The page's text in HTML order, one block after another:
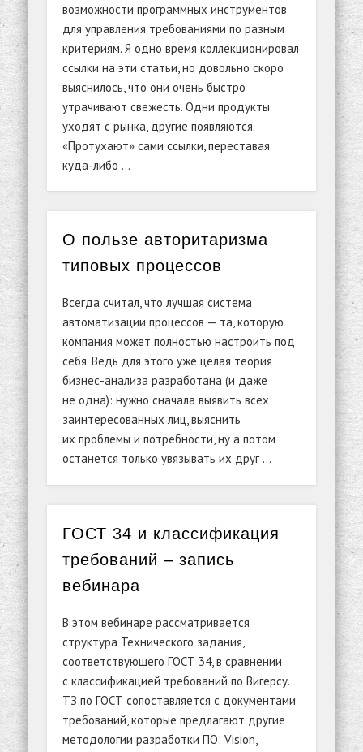
возможности программных инструментов
для управления требованиями по разным
критериям. Я одно время коллекционировал
ссылки на эти статьи, но довольно скоро
выяснилось, что они очень быстро
утрачивают свежесть. Одни продукты
уходят с рынка, другие появляются.
«Протухают» сами ссылки, переставая
куда-либо …
О пользе авторитаризма
типовых процессов
Всегда считал, что лучшая система
автоматизации процессов — та, которую
компания может полностью настроить под
себя. Ведь для этого уже целая теория
бизнес-анализа разработана (и даже
не одна): нужно сначала выявить всех
заинтересованных лиц, выяснить
их проблемы и потребности, ну а потом
останется только увязывать их друг …
ГОСТ 34 и классификация
требований – запись
вебинара
В этом вебинаре рассматривается
структура Технического задания,
соответствующего ГОСТ 34, в сравнении
с классификацией требований по Вигерсу.
ТЗ по ГОСТ сопоставляется с документами
требований, которые предлагают другие
методологии разработки ПО: Vision,